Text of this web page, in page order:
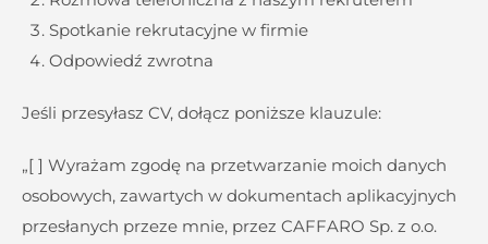
Spotkanie rekrutacyjne w firmie
Odpowiedź zwrotna
Jeśli przesyłasz CV, dołącz poniższe klauzule:
„[ ] Wyrażam zgodę na przetwarzanie moich danych
osobowych, zawartych w dokumentach aplikacyjnych
przesłanych przeze mnie, przez CAFFARO Sp. z o.o.